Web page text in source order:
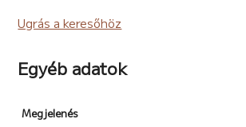
Ugrás a keresőhöz
Egyéb adatok
Megjelenés